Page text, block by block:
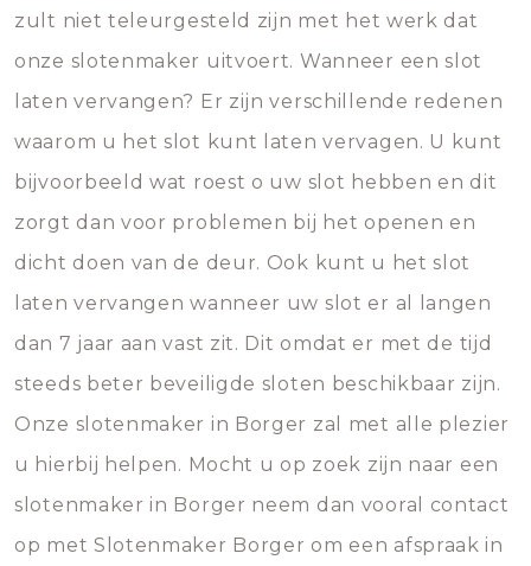
zult niet teleurgesteld zijn met het werk dat
onze slotenmaker uitvoert. Wanneer een slot
laten vervangen? Er zijn verschillende redenen
waarom u het slot kunt laten vervagen. U kunt
bijvoorbeeld wat roest o uw slot hebben en dit
zorgt dan voor problemen bij het openen en
dicht doen van de deur. Ook kunt u het slot
laten vervangen wanneer uw slot er al langen
dan 7 jaar aan vast zit. Dit omdat er met de tijd
steeds beter beveiligde sloten beschikbaar zijn.
Onze slotenmaker in Borger zal met alle plezier
u hierbij helpen. Mocht u op zoek zijn naar een
slotenmaker in Borger neem dan vooral contact
op met Slotenmaker Borger om een afspraak in